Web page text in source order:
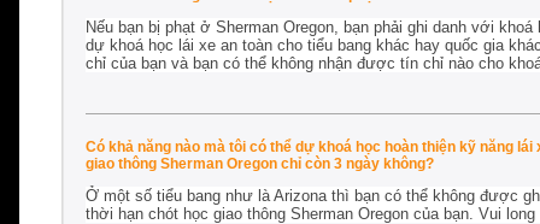
Nếu bạn bị phạt ở Sherman Oregon, bạn phải ghi danh với
dự khoá học lái xe an toàn cho tiểu bang khác hay quốc gia
chỉ của bạn và bạn có thể không nhận được tín chỉ nào cho
Có khả năng nào mà tôi có thể dự khoá học hoàn thiện kỹ năng
giao thông Sherman Oregon chỉ còn 3 ngày không?
Ở một số tiểu bang như là Arizona thì bạn có thể không được
thời hạn chót học giao thông Sherman Oregon của bạn. Vui